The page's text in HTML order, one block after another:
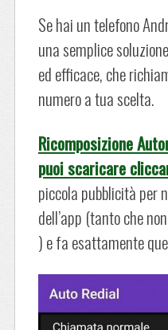
Se hai un telefono
una semplice
ed efficace, che
numero a tua scelta.
Ricomposizione
puoi scaricare
piccola pubblicità per
dell’app (tanto che
) e fa esattamente